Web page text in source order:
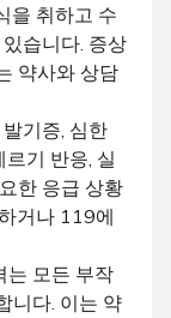
을 취하고 수
습니다. 증상
약사와 상담
기증, 심한
기 반응, 실
한 응급 상황
거나 119에
는 모든 부작
니다. 이는 약